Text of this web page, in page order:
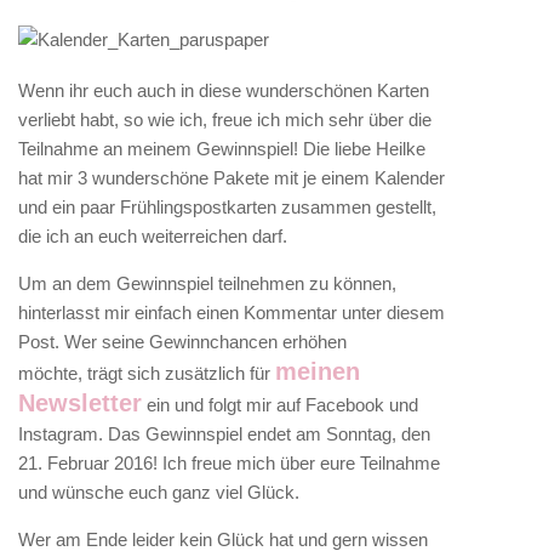
Wenn ihr euch auch in diese wunderschönen Karten
verliebt habt, so wie ich, freue ich mich sehr über die
Teilnahme an meinem Gewinnspiel! Die liebe Heilke
hat mir 3 wunderschöne Pakete mit je einem Kalender
und ein paar Frühlingspostkarten zusammen gestellt,
die ich an euch weiterreichen darf.
Um an dem Gewinnspiel teilnehmen zu können,
hinterlasst mir einfach einen Kommentar unter diesem
Post. Wer seine Gewinnchancen erhöhen
möchte, trägt sich zusätzlich für meinen
Newsletter ein und folgt mir auf Facebook und
Instagram. Das Gewinnspiel endet am Sonntag, den
21. Februar 2016! Ich freue mich über eure Teilnahme
und wünsche euch ganz viel Glück.
Wer am Ende leider kein Glück hat und gern wissen